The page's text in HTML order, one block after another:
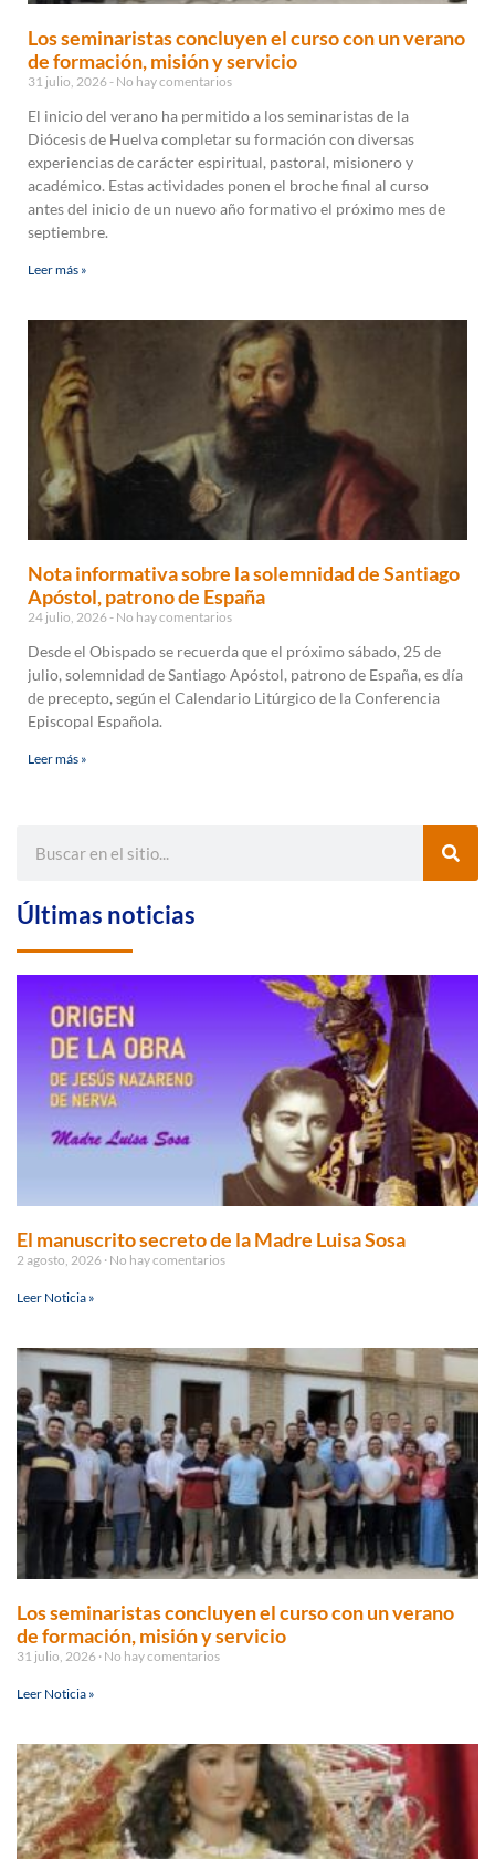
Los seminaristas concluyen el curso con un verano
de formación, misión y servicio
31 julio, 2026 No hay comentarios
El inicio del verano ha permitido a los seminaristas de la
Diócesis de Huelva completar su formación con diversas
experiencias de carácter espiritual, pastoral, misionero y
académico. Estas actividades ponen el broche final al curso
antes del inicio de un nuevo año formativo el próximo mes de
septiembre.
Leer más »
Nota informativa sobre la solemnidad de Santiago
Apóstol, patrono de España
24 julio, 2026 No hay comentarios
Desde el Obispado se recuerda que el próximo sábado, 25 de
julio, solemnidad de Santiago Apóstol, patrono de España, es día
de precepto, según el Calendario Litúrgico de la Conferencia
Episcopal Española.
Leer más »
Últimas noticias
El manuscrito secreto de la Madre Luisa Sosa
2 agosto, 2026 No hay comentarios
Leer Noticia »
Los seminaristas concluyen el curso con un verano
de formación, misión y servicio
31 julio, 2026 No hay comentarios
Leer Noticia »